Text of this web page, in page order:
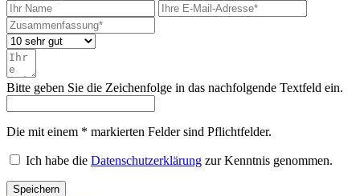
Bitte geben Sie die Zeichenfolge in das nachfolgende Textfeld ein.
Die mit einem * markierten Felder sind Pflichtfelder.
Ich habe die Datenschutzerklärung zur Kenntnis genommen.
Speichern